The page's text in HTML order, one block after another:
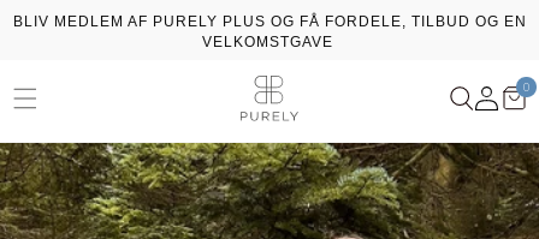
Gå til
da.general.menu Log
ind
00
BLIV MEDLEM AF PURELY PLUS OG FÅ FORDELE, TILBUD OG EN
VELKOMSTGAVE